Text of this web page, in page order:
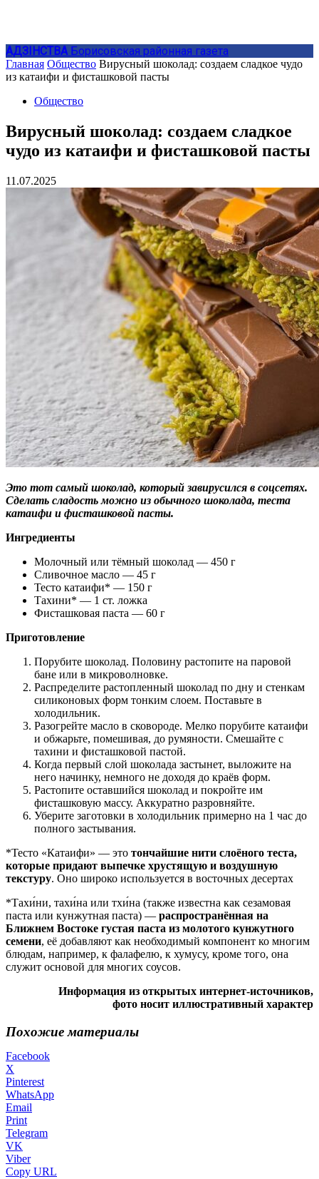
АДЗIНСТВА Борисовская районная газета
Главная Общество Вирусный шоколад: создаем сладкое чудо
из катаифи и фисташковой пасты
Общество
Вирусный шоколад: создаем сладкое
чудо из катаифи и фисташковой пасты
11.07.2025
Это тот самый шоколад, который завирусился в соцсетях.
Сделать сладость можно из обычного шоколада, теста
катаифи и фисташковой пасты.
Ингредиенты
Молочный или тёмный шоколад — 450 г
Сливочное масло — 45 г
Тесто катаифи* — 150 г
Тахини* — 1 ст. ложка
Фисташковая паста — 60 г
Приготовление
Порубите шоколад. Половину растопите на паровой
бане или в микроволновке.
Распределите растопленный шоколад по дну и стенкам
силиконовых форм тонким слоем. Поставьте в
холодильник.
Разогрейте масло в сковороде. Мелко порубите катаифи
и обжарьте, помешивая, до румяности. Смешайте с
тахини и фисташковой пастой.
Когда первый слой шоколада застынет, выложите на
него начинку, немного не доходя до краёв форм.
Растопите оставшийся шоколад и покройте им
фисташковую массу. Аккуратно разровняйте.
Уберите заготовки в холодильник примерно на 1 час до
полного застывания.
*Тесто «Катаифи» — это тончайшие нити слоёного теста,
которые придают выпечке хрустящую и воздушную
текстуру. Оно широко используется в восточных десертах
*Тахи́ни, тахи́на или тхи́на (также известна как сезамовая
паста или кунжутная паста) — распространённая на
Ближнем Востоке густая паста из молотого кунжутного
семени, её добавляют как необходимый компонент ко многим
блюдам, например, к фалафелю, к хумусу, кроме того, она
служит основой для многих соусов.
Информация из открытых интернет-источников,
фото носит иллюстративный характер
Похожие материалы
Facebook
X
Pinterest
WhatsApp
Email
Print
Telegram
VK
Viber
Copy URL